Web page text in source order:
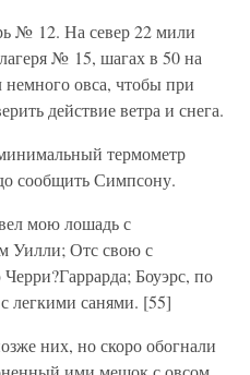
№ 12. На север 22 мили
№ 15, шагах в 50 на
немного овса, чтобы при
действие ветра и снега.
термометр
сообщить Симпсону.
мою лошадь с
Уилли; Отс свою с
Боуэрс, по
легкими санями. [55]
них, но скоро обогнали